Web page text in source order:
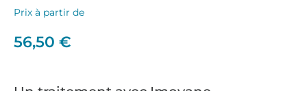
Prix à partir de
56,50 €